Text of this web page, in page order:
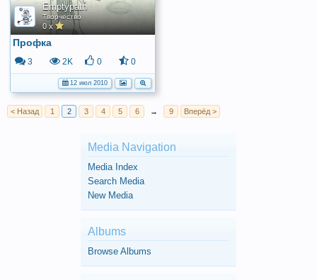
Emptypath
Творчество
0 x
Профка
3 2K 0 0
12 июл 2010
< Назад 1 2 3 4 5 6 → 9 Вперёд >
Media Navigation
Media Index
Search Media
New Media
Albums
Browse Albums